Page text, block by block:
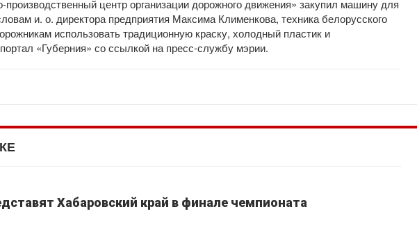
центр организации дорожного движения» закупил машину для
и. о. директора предприятия Максима Клименкова, техника белорусского
использовать традиционную краску, холодный пластик и
«Губерния» со ссылкой на пресс-службу мэрии.
Хабаровский край в финале чемпионата